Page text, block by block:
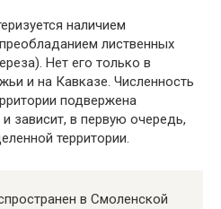
наличием
лиственных
Нет его только в
и на Кавказе. Численность
подвержена
зависит, в первую очередь,
территории.
в Смоленской